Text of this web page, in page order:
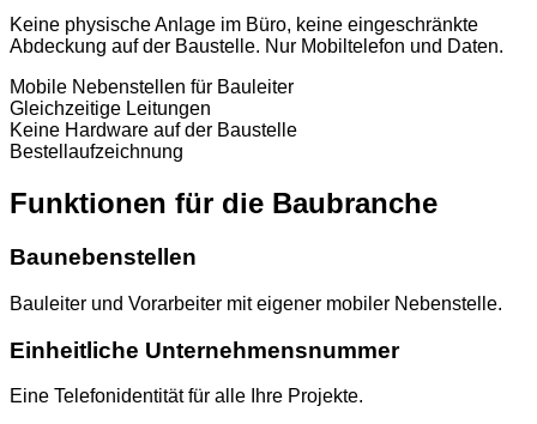
Keine physische Anlage im Büro, keine eingeschränkte
Abdeckung auf der Baustelle. Nur Mobiltelefon und Daten.
Mobile Nebenstellen für Bauleiter
Gleichzeitige Leitungen
Keine Hardware auf der Baustelle
Bestellaufzeichnung
Funktionen für die Baubranche
Baunebenstellen
Bauleiter und Vorarbeiter mit eigener mobiler Nebenstelle.
Einheitliche Unternehmensnummer
Eine Telefonidentität für alle Ihre Projekte.